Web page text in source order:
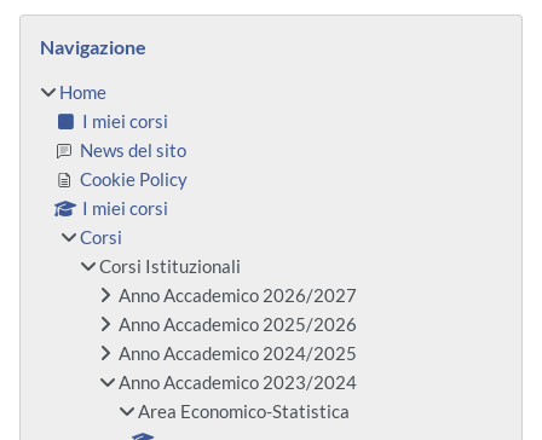
Blocchi
Navigazione
Home
I miei corsi
News del sito
Cookie Policy
I miei corsi
Corsi
Corsi Istituzionali
Anno Accademico 2026/2027
Anno Accademico 2025/2026
Anno Accademico 2024/2025
Anno Accademico 2023/2024
Area Economico-Statistica